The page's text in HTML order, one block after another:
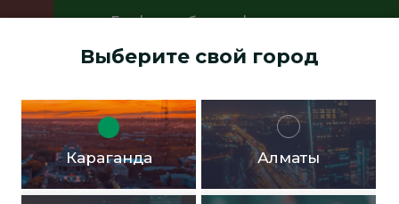
График работы офисов:
13:00 до 14:00 Суббота, воскресенье -
Доставка бесплатная в черте города от 10.000тг!
Выберите свой город
Караганда Алматы